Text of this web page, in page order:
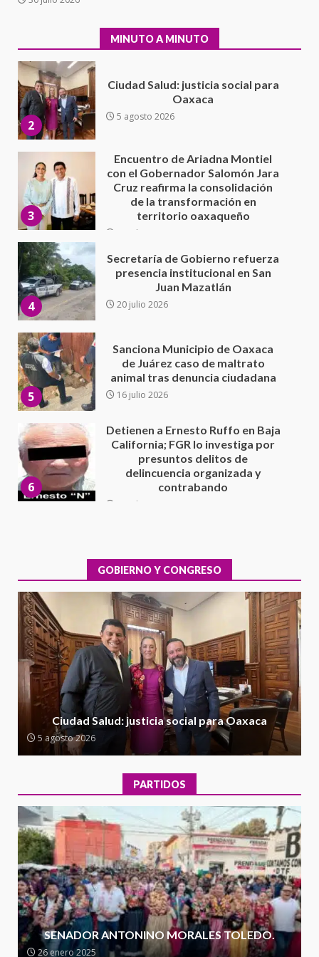
MINUTO A MINUTO
5 agosto 2026
3
con el Gobernador Salomón Jara
Cruz reafirma la consolidación
de la transformación en
4
Secretaría de Gobierno refuerza
presencia institucional en San
Juan Mazatlán
20 julio 2026
5
Sanciona Municipio de Oaxaca
de Juárez caso de maltrato
animal tras denuncia ciudadana
16 julio 2026
6
California; FGR lo investiga por
presuntos delitos de
delincuencia organizada y
contrabando
7
Sin paso carretera Oaxaca-
Cuacnopalan
26 junio 2026
1
integral de las instalaciones de la
Escuela Secundaria General
Moisés Sáenz Garza
5 agosto 2026
2
Ciudad Salud: justicia social para
Oaxaca
5 agosto 2026
3
Encuentro de Ariadna Montiel
con el Gobernador Salomón Jara
Cruz reafirma la consolidación
de la transformación en
territorio oaxaqueño
30 julio 2026
4
presencia institucional en San
Juan Mazatlán
20 julio 2026
5
Sanciona Municipio de Oaxaca
de Juárez caso de maltrato
animal tras denuncia ciudadana
16 julio 2026
GOBIERNO Y CONGRESO
Ciudad Salud: justicia social para Oaxaca
5 agosto 2026
PARTIDOS
SENADOR ANTONINO MORALES TOLEDO.
26 enero 2025